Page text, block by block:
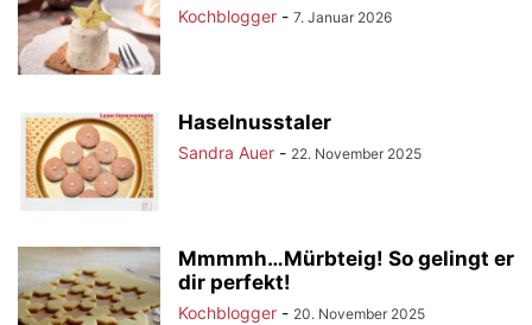
Kochblogger - 7. Januar 2026
Haselnusstaler
Sandra Auer - 22. November 2025
Mmmmh…Mürbteig! So gelingt er
dir perfekt!
Kochblogger - 20. November 2025